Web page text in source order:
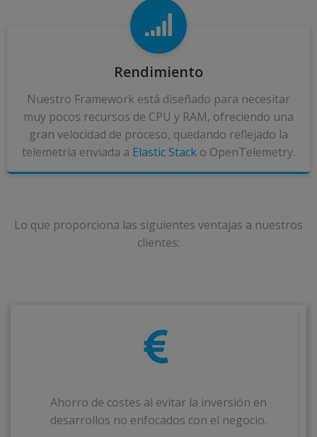
Rendimiento
Nuestro Framework está diseñado para necesitar
muy pocos recursos de CPU y RAM, ofreciendo una
gran velocidad de proceso, quedando reflejado la
telemetría enviada a Elastic Stack o OpenTelemetry.
Lo que proporciona las siguientes ventajas a nuestros
clientes:
Ahorro de costes al evitar la inversión en
desarrollos no enfocados con el negocio.